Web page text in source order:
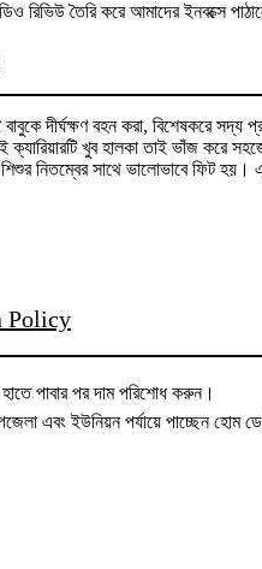
রিভিউ তৈরি করে আমাদের ইনবক্সে
বাবুকে দীর্ঘক্ষণ বহন করা, বিশেষকরে
খুব হালকা তাই ভাঁজ করে সহজেই
শিশুর নিতম্বের সাথে ভালোভাবে ফিট
Policy
পাবার পর দাম পরিশোধ করুন।
এবং ইউনিয়ন পর্যায়ে পাচ্ছেন হোম